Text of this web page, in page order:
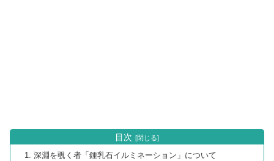
目次
深淵を覗く者「鍾乳石イルミネーション」について